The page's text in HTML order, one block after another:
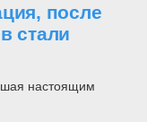
после
стали
настоящим